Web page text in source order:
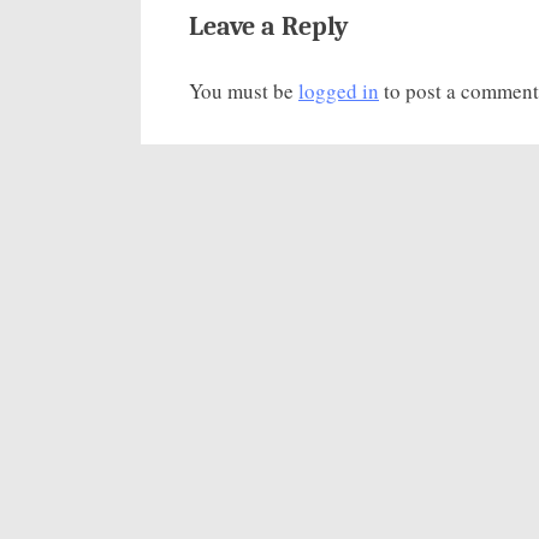
з
п
Leave a Reply
You must be logged in to post a